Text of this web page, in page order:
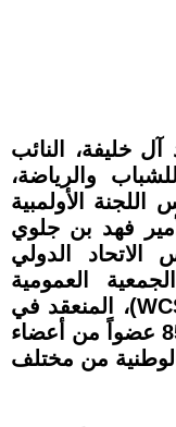
خليفة، النائب
والرياضة،
اللجنة الأولمبية
فهد بن جلوي
الدولي
العمومية
الخامسة للاتحاد الدولي للهجن (WCS)، المنعقد في
مملكة البحرين، بحضور أكثر من 85 عضواً من أعضاء
من مختلف